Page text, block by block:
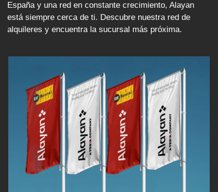
España y una red en constante crecimiento, Alayan
está siempre cerca de ti. Descubre nuestra red de
alquileres y encuentra la sucursal más próxima.